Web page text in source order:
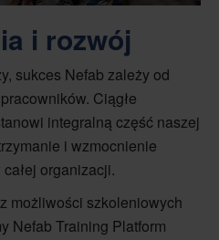
i rozwój
sukces Nefab zależy od
Ciągłe
integralną część naszej
i wzmocnienie
organizacji.
możliwości szkoleniowych
Nefab Training Platform